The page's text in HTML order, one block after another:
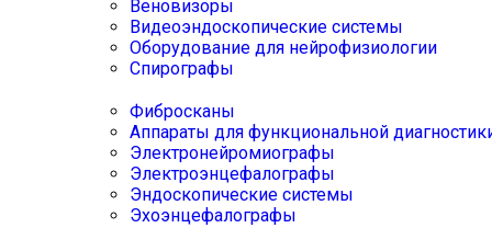
Веновизоры
Видеоэндоскопические системы
Оборудование для нейрофизиологии
Спирографы
Фибросканы
Аппараты для функциональной
Электронейромиографы
Электроэнцефалографы
Эндоскопические системы
Эхоэнцефалографы